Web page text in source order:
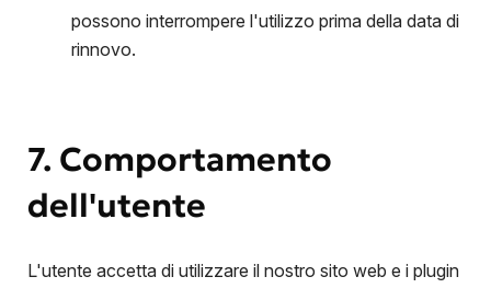
possono interrompere l'utilizzo prima della data di
rinnovo.
7. Comportamento
dell'utente
L'utente accetta di utilizzare il nostro sito web e i plugin